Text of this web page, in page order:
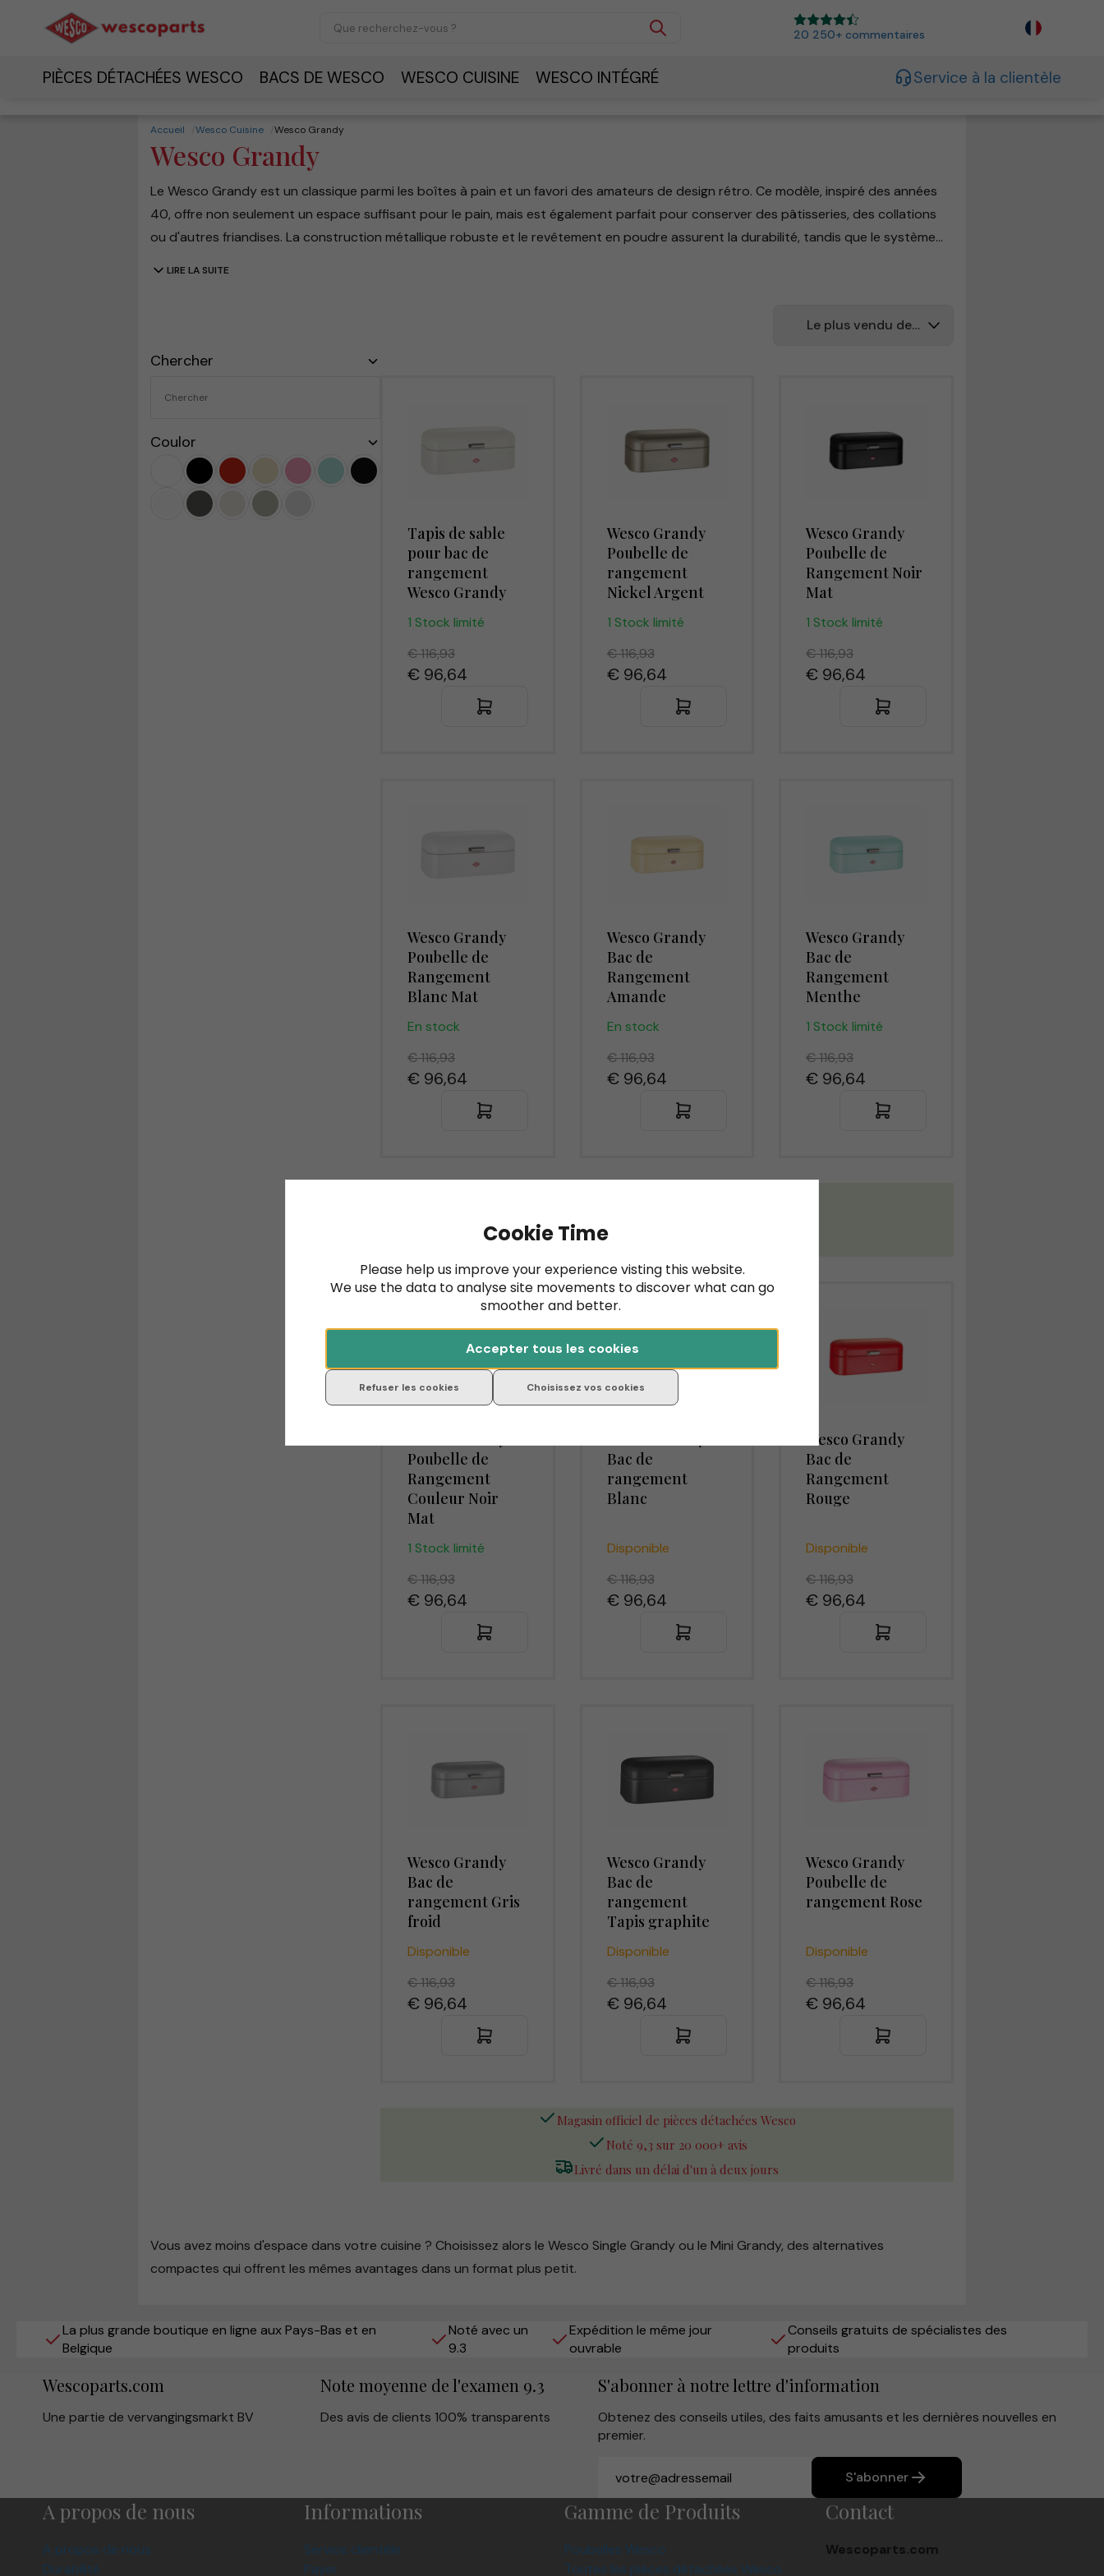
20 250+ commentaires
PIÈCES DÉTACHÉES WESCO BACS DE WESCO WESCO CUISINE WESCO INTÉGRÉ Service à la clientèle
Accueil Wesco Cuisine Wesco Grandy
Wesco Grandy
Le Wesco Grandy est un classique parmi les boîtes à pain et un favori des amateurs de design rétro. Ce modèle, inspiré des années
40, offre non seulement un espace suffisant pour le pain, mais est également parfait pour conserver des pâtisseries, des collations
ou d'autres friandises. La construction métallique robuste et le revêtement en poudre assurent la durabilité, tandis que le système
LIRE LA SUITE
Chercher
Coulor
Tapis de sable
pour bac de
rangement
Wesco Grandy
1 Stock limité
€ 116,93
€ 96,64
Wesco Grandy
Poubelle de
rangement
Nickel Argent
1 Stock limité
€ 116,93
€ 96,64
Wesco Grandy
Poubelle de
Rangement Noir
Mat
1 Stock limité
€ 116,93
€ 96,64
Wesco Grandy
Poubelle de
Rangement
Blanc Mat
En stock
€ 116,93
€ 96,64
Wesco Grandy
Bac de
Rangement
Amande
En stock
€ 116,93
€ 96,64
Wesco Grandy
Bac de
Rangement
Menthe
1 Stock limité
€ 116,93
€ 96,64
Livré dans un délai d'un à deux jours
Poubelle de
Rangement
Couleur Noir
Mat
1 Stock limité
€ 116,93
€ 96,64
Bac de
rangement
Blanc
Disponible
€ 116,93
€ 96,64
Wesco Grandy
Bac de
Rangement
Rouge
Disponible
€ 116,93
€ 96,64
Wesco Grandy
Bac de
rangement Gris
froid
Disponible
€ 116,93
€ 96,64
Wesco Grandy
Bac de
rangement
Tapis graphite
Disponible
€ 116,93
€ 96,64
Wesco Grandy
Poubelle de
rangement Rose
Disponible
€ 116,93
€ 96,64
Magasin officiel de pièces détachées Wesco
Noté 9,3 sur 20 000+ avis
Livré dans un délai d'un à deux jours
Vous avez moins d'espace dans votre cuisine ? Choisissez alors le Wesco Single Grandy ou le Mini Grandy, des alternatives
compactes qui offrent les mêmes avantages dans un format plus petit.
La plus grande boutique en ligne aux Pays-Bas et en
Belgique
Noté avec un
9.3
Expédition le même jour
ouvrable
Conseils gratuits de spécialistes des
produits
Wescoparts.com
Une partie de vervangingsmarkt BV
Note moyenne de l'examen 9.3
Des avis de clients 100% transparents
S'abonner à notre lettre d'information
Obtenez des conseils utiles, des faits amusants et les dernières nouvelles en
premier.
S'abonner
A propos de nous
A propos de nous
Durabilité
Informations
Service clientèle
Payer
Gamme de Produits
Poubelles Wesco
Toutes les pièces détachées Wesco
Contact
Wescoparts.com
Cookie Time
Please help us improve your experience visting this website.
We use the data to analyse site movements to discover what can go
smoother and better.
Accepter tous les cookies
Choisissez vos cookies
Refuser les cookies